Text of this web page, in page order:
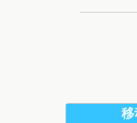
移